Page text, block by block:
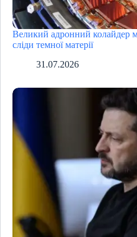
Великий адронний колайдер
сліди темної матерії
31.07.2026